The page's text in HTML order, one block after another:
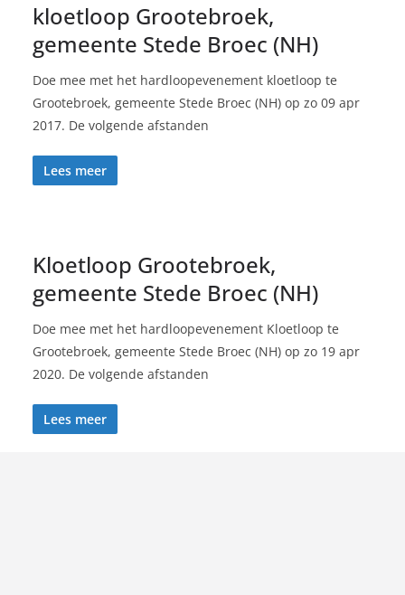
kloetloop Grootebroek,
gemeente Stede Broec (NH)
Doe mee met het hardloopevenement kloetloop te
Grootebroek, gemeente Stede Broec (NH) op zo 09 apr
2017. De volgende afstanden
Lees meer
Kloetloop Grootebroek,
gemeente Stede Broec (NH)
Doe mee met het hardloopevenement Kloetloop te
Grootebroek, gemeente Stede Broec (NH) op zo 19 apr
2020. De volgende afstanden
Lees meer